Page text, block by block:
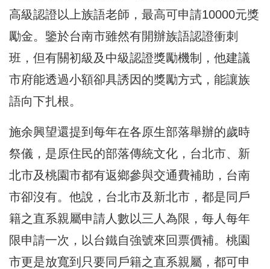
高級認證以上族語老師，最高可申請10000元獎
勵金。鑒於台南市雖然有開辦族語認證衝刺
班，但有關初級及中級認證獎勵機制，他建議
市府能透過小額卻具誘因的獎勵方式，能讓族
語向下扎根。
施余興望還提到每年在各原生部落舉辦的歲時
祭儀，是原住民的部落傳統文化，台北市、新
北市及桃園市都有返鄉參與交通費補助，台南
市卻沒有。他說，台北市及新北市，都是同戶
籍之直系親屬申請人數以三人為限，每人每年
限申請一次，以台鐵自強號來回票價補。桃園
市更是放寬到只要同戶籍之直系親屬，都可申